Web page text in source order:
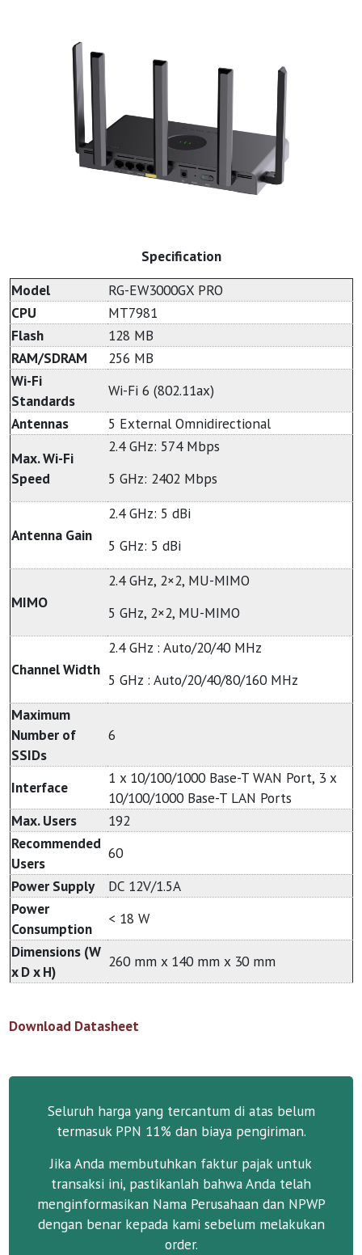
Specification
Model
RG-EW3000GX PRO
CPU
MT7981
Flash
128 MB
RAM/SDRAM
256 MB
Wi-Fi
Standards
Wi-Fi 6 (802.11ax)
Antennas
5 External Omnidirectional
Max. Wi-Fi
Speed
2.4 GHz: 574 Mbps
5 GHz: 2402 Mbps
Antenna Gain
2.4 GHz: 5 dBi
5 GHz: 5 dBi
MIMO
2.4 GHz, 2×2, MU-MIMO
5 GHz, 2×2, MU-MIMO
Channel Width
2.4 GHz : Auto/20/40 MHz
5 GHz : Auto/20/40/80/160 MHz
Maximum
Number of
SSIDs
6
Interface
1 x 10/100/1000 Base-T WAN Port, 3 x
10/100/1000 Base-T LAN Ports
Max. Users
192
Recommended
Users
60
Power Supply
DC 12V/1.5A
Power
Consumption
< 18 W
Dimensions (W
x D x H)
260 mm x 140 mm x 30 mm
Download Datasheet
Seluruh harga yang tercantum di atas belum
termasuk PPN 11% dan biaya pengiriman.
Jika Anda membutuhkan faktur pajak untuk
transaksi ini, pastikanlah bahwa Anda telah
menginformasikan Nama Perusahaan dan NPWP
dengan benar kepada kami sebelum melakukan
order.